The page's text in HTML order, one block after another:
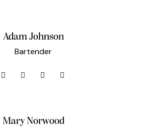
Adam Johnson
Bartender
Mary Norwood